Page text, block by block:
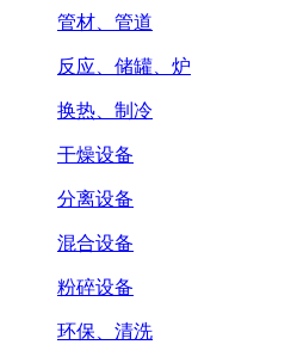
管材、管道
反应、储罐、炉
换热、制冷
干燥设备
分离设备
混合设备
粉碎设备
环保、清洗